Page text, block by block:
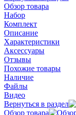
Обзор товара
Набор
Комплект
Описание
Характеристики
Аксессуары
Отзывы
Похожие товары
Наличие
Файлы
Видео
Вернуться в раздел
Обзор товара